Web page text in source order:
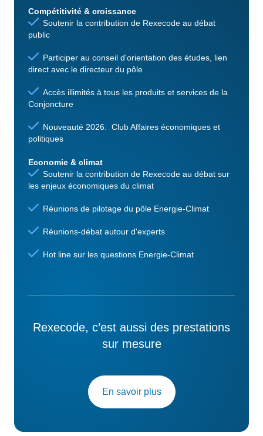
Compétitivité & croissance
Soutenir la contribution de Rexecode au débat
public
Participer au conseil d'orientation des études, lien
direct avec le directeur du pôle
Accès illimités à tous les produits et services de la
Conjoncture
Nouveauté 2026: Club Affaires économiques et
politiques
Economie & climat
Soutenir la contribution de Rexecode au débat sur
les enjeux économiques du climat
Réunions de pilotage du pôle Energie-Climat
Réunions-débat autour d'experts
Hot line sur les questions Energie-Climat
Rexecode, c’est aussi des prestations
sur mesure
En savoir plus